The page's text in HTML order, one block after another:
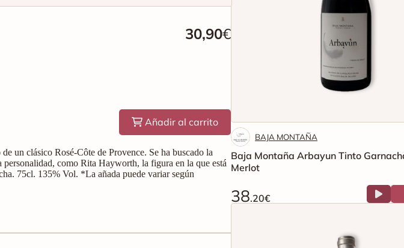
30,90€
Añadir al carrito
un clásico Rosé-Côte de Provence. Se ha buscado la
como Rita Hayworth, la figura en la que está
75cl. 135% Vol. *La añada puede variar según
BAJA MONTAÑA
Baja Montaña Arbayun Tinto
Merlot
38.20€